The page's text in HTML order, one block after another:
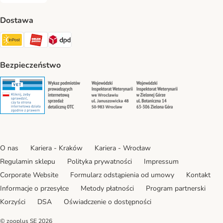
Dostawa
Paczkomat® Shipping Method
ORLEN Paczka Shipping Method
DPD Shipping Method
Bezpieczeństwo
Security Security Security
O nas Kariera - Kraków
Kariera - Wrocław
Regulamin sklepu
Polityka prywatności
Impressum
Corporate Website
Formularz odstąpienia od umowy
Kontakt
Informacje o przesyłce
Metody płatności
Program partnerski
Korzyści
DSA Oświadczenie o dostępności
© zooplus SE 2026